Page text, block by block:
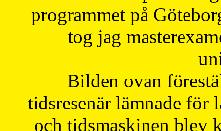
programmet på
tog jag
Bilden ovan
tidsresenär lämnade för
och tidsmaskinen blev